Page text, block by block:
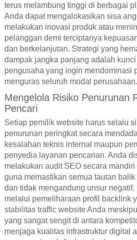
terus melambung tinggi di berbagai
Anda dapat mengalokasikan sisa
melakukan inovasi produk atau
pelanggan demi terciptanya
dan berkelanjutan. Strategi yang
dampak jangka panjang adalah
pengusaha yang ingin mendominasi
menguras seluruh modal perusahaan.
Mengelola Risiko Penurunan
Pencari
Setiap pemilik website harus selalu
penurunan peringkat secara
kesalahan teknis internal maupun
penyedia layanan pencarian. Anda
melakukan audit SEO secara
guna memastikan semua tautan
dan tidak mengandung unsur
melalui pemeliharaan profil backlink
stabilitas traffic website Anda
yang sangat sengit di antara
menjaga kualitas infrastruktur digital